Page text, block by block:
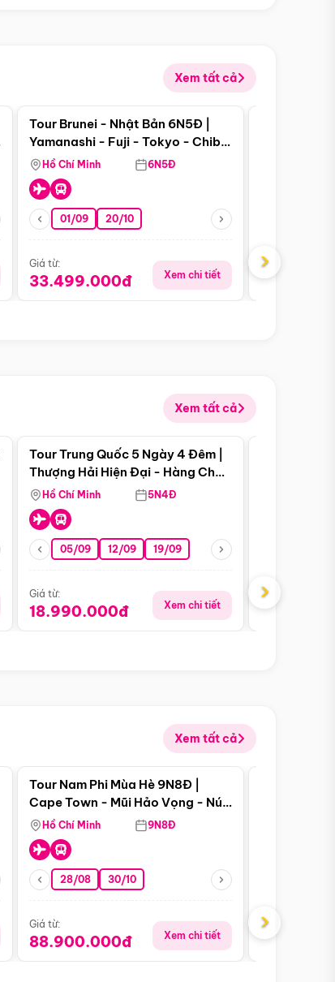
Xem tất cả
Điểm nổi bật
Tour Brunei - Nhật Bản 6N5Đ |
Yamanashi - Fuji - Tokyo - Chiba
- Freeday
Hồ Chí Minh 6N5Đ
01/09 20/10
Giá từ:
33.499.000đ Xem chi tiết
Giá từ:
›
Xem tất cả
15/10 29/10
Điểm nổi bật
Tour Trung Quốc 5 Ngày 4 Đêm |
Thượng Hải Hiện Đại - Hàng Châu
Nên Thơ - Ô Trấn Cổ Kính
Hồ Chí Minh 5N4Đ
05/09 12/09 19/09
Giá từ:
18.990.000đ Xem chi tiết
Giá từ:
›
Xem tất cả
Điểm nổi bật
Tour Nam Phi Mùa Hè 9N8Đ |
Cape Town - Mũi Hảo Vọng - Núi
Bàn - Johannesburg - Pretoria -
Safari - Lodge
Hồ Chí Minh 9N8Đ
28/08 30/10
Giá từ:
88.900.000đ Xem chi tiết
Giá từ:
›